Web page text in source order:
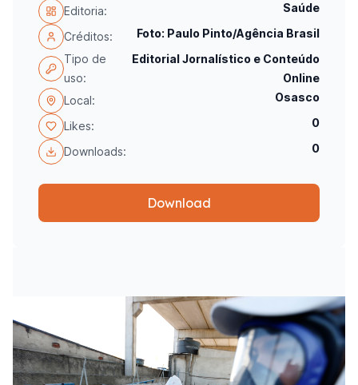
Editoria: Saúde
Créditos:
Foto: Paulo Pinto/Agência Brasil
Tipo de
uso:
Editorial Jornalístico e Conteúdo
Online
Local:
Osasco
Likes: 0
Downloads: 0
Download